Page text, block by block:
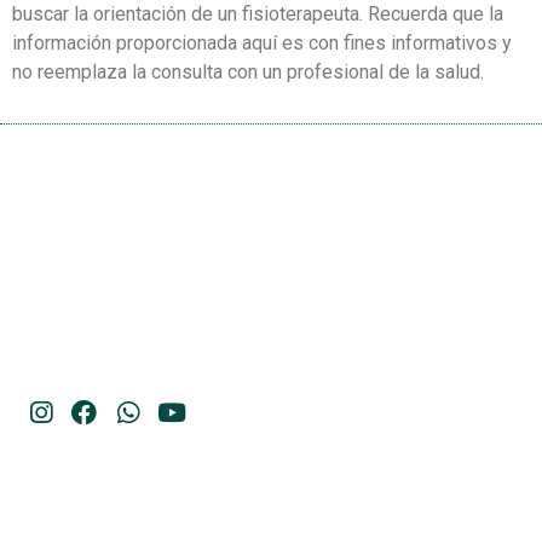
buscar la orientación de un fisioterapeuta. Recuerda que la
información proporcionada aquí es con fines informativos y
no reemplaza la consulta con un profesional de la salud.